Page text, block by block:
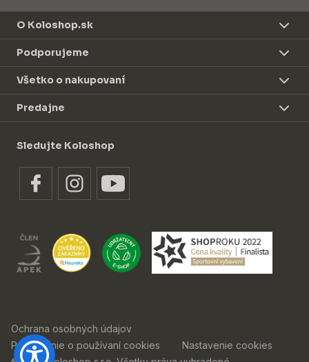
O Koloshop.sk
Podporujeme
Všetko o nakupovaní
Predajne
Sledujte Koloshop
Ochrana osobných údajov
Prehlásenie o používaní cookies
Nastavenie cookies